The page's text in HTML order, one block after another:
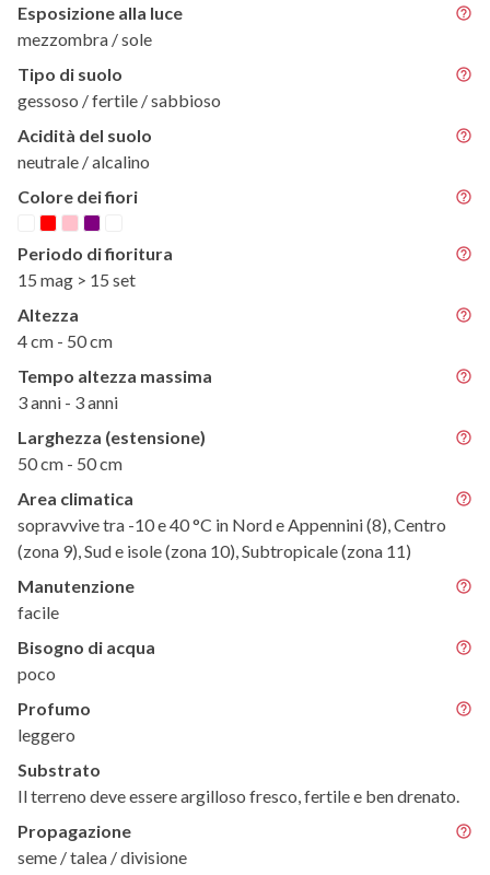
Esposizione alla luce
mezzombra / sole
Tipo di suolo
gessoso / fertile / sabbioso
Acidità del suolo
neutrale / alcalino
Colore dei fiori
Periodo di fioritura
15 mag > 15 set
Altezza
4 cm - 50 cm
Tempo altezza massima
3 anni - 3 anni
Larghezza (estensione)
50 cm - 50 cm
Area climatica
sopravvive tra -10 e 40 °C in Nord e Appennini (8), Centro
(zona 9), Sud e isole (zona 10), Subtropicale (zona 11)
Manutenzione
facile
Bisogno di acqua
poco
Profumo
leggero
Substrato
Il terreno deve essere argilloso fresco, fertile e ben drenato.
Propagazione
seme / talea / divisione